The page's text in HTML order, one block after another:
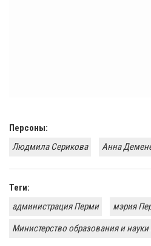
Персоны:
Людмила Серикова
Анна
Теги:
администрация Перми
мэрия
Министерство образования и